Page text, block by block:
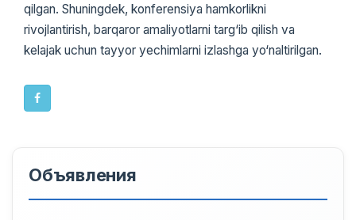
qilgan. Shuningdek, konferensiya hamkorlikni
rivojlantirish, barqaror amaliyotlarni targ‘ib qilish va
kelajak uchun tayyor yechimlarni izlashga yo‘naltirilgan.
Объявления